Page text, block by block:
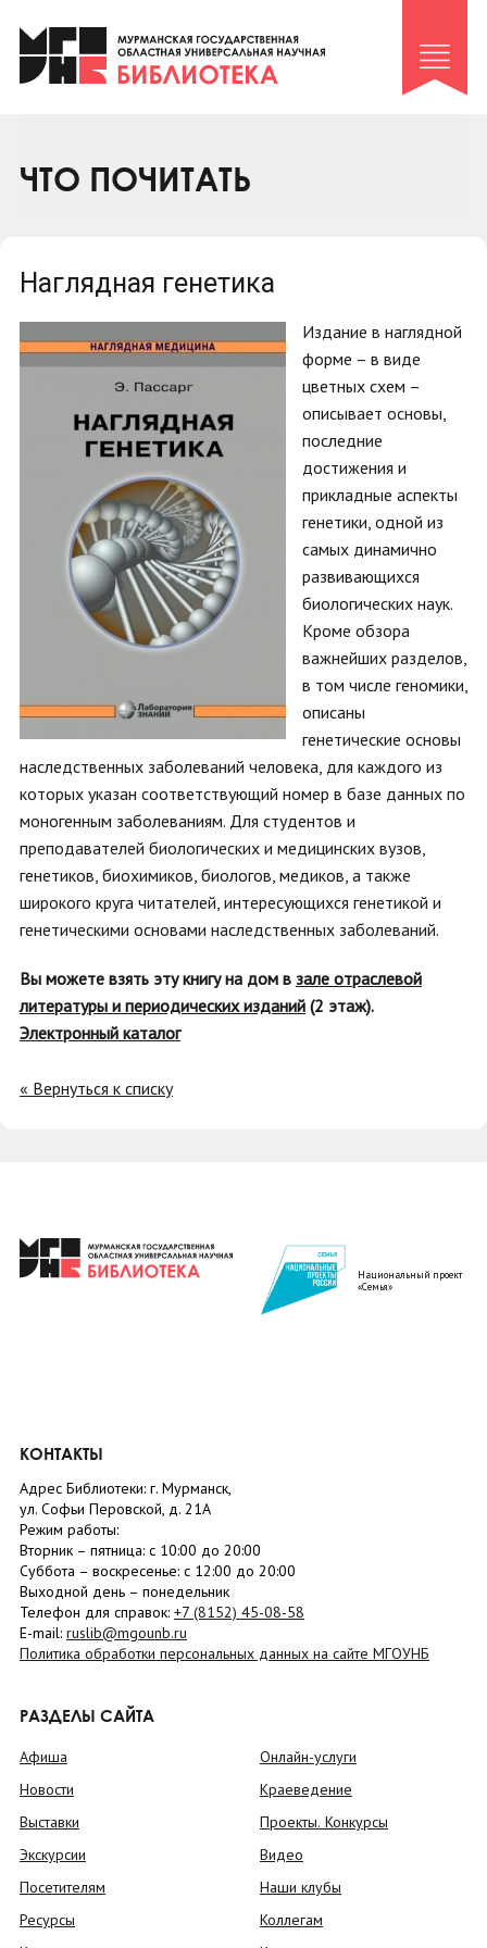
Клуб «Гиря и сельдерей»
Клуб «Семейный архив»
Коллегам
ЧТО ПОЧИТАТЬ
Наглядная генетика
Издание в наглядной
форме – в виде
цветных схем –
описывает основы,
последние
достижения и
прикладные аспекты
генетики, одной из
самых динамично
развивающихся
биологических наук.
Кроме обзора
важнейших разделов,
в том числе геномики,
описаны
генетические основы
наследственных заболеваний человека, для каждого из
которых указан соответствующий номер в базе данных по
моногенным заболеваниям. Для студентов и
преподавателей биологических и медицинских вузов,
генетиков, биохимиков, биологов, медиков, а также
широкого круга читателей, интересующихся генетикой и
генетическими основами наследственных заболеваний.
Вы можете взять эту книгу на дом в зале отраслевой
литературы и периодических изданий (2 этаж).
Электронный каталог
« Вернуться к списку
Национальный проект
«Семья»
КОНТАКТЫ
Адрес Библиотеки: г. Мурманск,
ул. Софьи Перовской, д. 21А
Режим работы:
Вторник – пятница: с 10:00 до 20:00
Суббота – воскресенье: c 12:00 до 20:00
Выходной день – понедельник
Телефон для справок: +7 (8152) 45-08-58
E-mail: ruslib@mgounb.ru
Политика обработки персональных данных на сайте МГОУНБ
РАЗДЕЛЫ САЙТА
Афиша
Новости
Выставки
Экскурсии
Посетителям
Ресурсы
Онлайн-услуги
Краеведение
Проекты. Конкурсы
Видео
Наши клубы
Коллегам